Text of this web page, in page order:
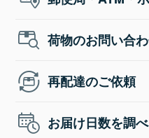
荷物のお問い合
再配達のご依頼
お届け日数を調